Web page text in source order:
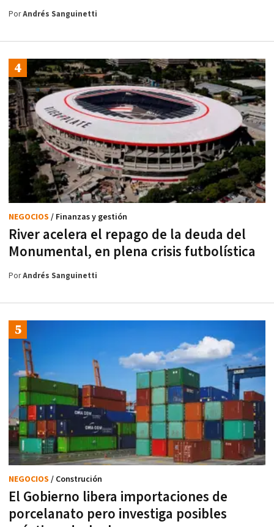
PorAndrés Sanguinetti
River acelera el repago de la deuda del
Monumental, en plena crisis futbolística
NEGOCIOS / Finanzas y gestión
PorAndrés Sanguinetti
El Gobierno libera importaciones de
porcelanato pero investiga posibles
NEGOCIOS / Construción